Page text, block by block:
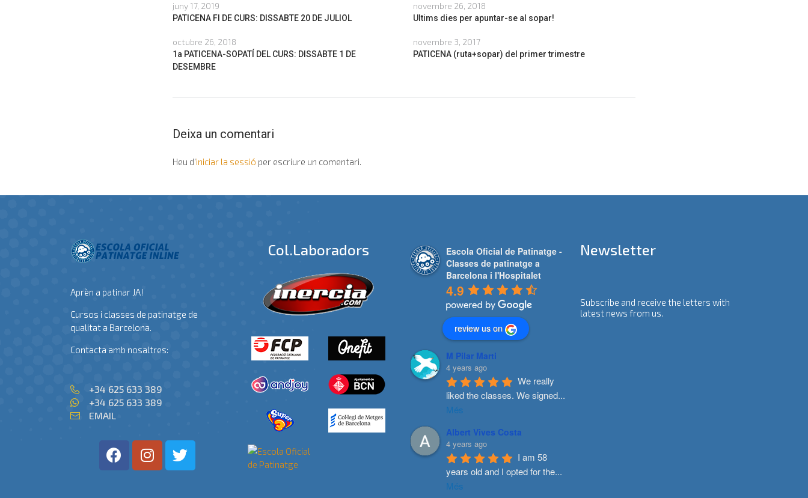
juny 17, 2019
PATICENA FI DE CURS: DISSABTE 20 DE JULIOL
novembre 26, 2018
Ultims dies per apuntar-se al sopar!
octubre 26, 2018
1a PATICENA-SOPATÍ DEL CURS: DISSABTE 1 DE
DESEMBRE
novembre 3, 2017
PATICENA (ruta+sopar) del primer trimestre
Deixa un comentari
Heu d'iniciar la sessió per escriure un comentari.
Aprèn a patinar JA!
Cursos i classes de patinatge de
qualitat a Barcelona.
Contacta amb nosaltres:
+34 625 633 389
+34 625 633 389
EMAIL
Col.laboradors
Escola Oficial de Patinatge -
Classes de patinatge a
Barcelona i l'Hospitalet
4.9
review us on
M Pilar Marti
4 years ago
We really
liked the classes. We signed...
Més
Albert Vives Costa
4 years ago
I am 58
years old and I opted for the...
Més
Newsletter
Subscribe and receive the letters with
latest news from us.